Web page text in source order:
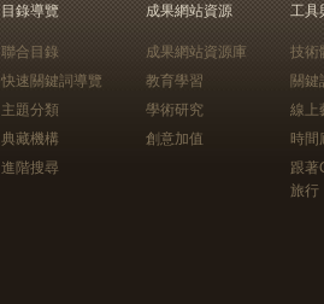
目錄導覽
聯合目錄
快速關鍵詞導覽
主題分類
典藏機構
進階搜尋
成果網站資源
成果網站資源庫
教育學習
學術研究
創意加值
工具
技術
關鍵
線上
時間
跟
旅行